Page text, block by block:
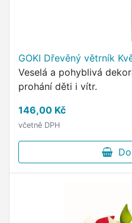
GOKI Dřevěný větrník
Veselá a pohyblivá
prohání děti i vítr.
146,00 Kč
včetně DPH
Do